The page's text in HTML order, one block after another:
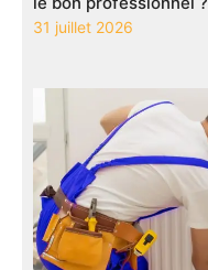
31 juillet 2026